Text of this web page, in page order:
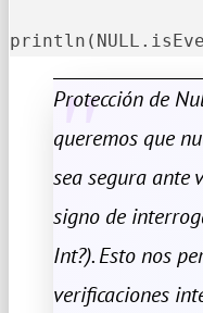
Protección de
queremos que
sea segura ante
signo de
Int?). Esto nos
verificaciones